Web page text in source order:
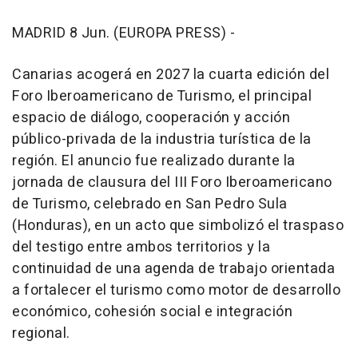
MADRID 8 Jun. (EUROPA PRESS) -
Canarias acogerá en 2027 la cuarta edición del
Foro Iberoamericano de Turismo, el principal
espacio de diálogo, cooperación y acción
público-privada de la industria turística de la
región. El anuncio fue realizado durante la
jornada de clausura del III Foro Iberoamericano
de Turismo, celebrado en San Pedro Sula
(Honduras), en un acto que simbolizó el traspaso
del testigo entre ambos territorios y la
continuidad de una agenda de trabajo orientada
a fortalecer el turismo como motor de desarrollo
económico, cohesión social e integración
regional.